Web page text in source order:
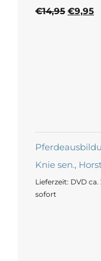
€14,95 €9,95
Knie sen.,
Lieferzeit: DVD
sofort